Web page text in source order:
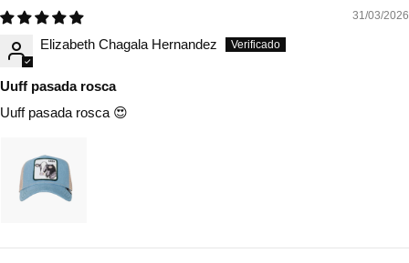
31/03/2026
Elizabeth Chagala Hernandez
Uuff pasada rosca
Uuff pasada rosca 😍